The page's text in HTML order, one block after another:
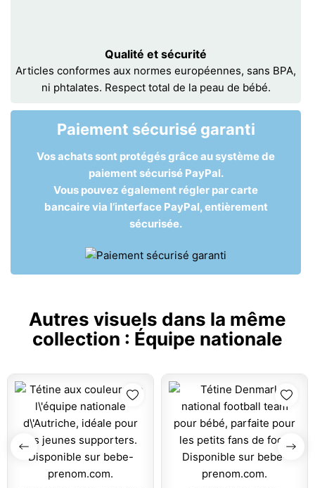
Qualité et sécurité
Articles conformes aux normes européennes, sans BPA,
ni phtalates. Respect total de la peau de bébé.
Paiement sécurisé garanti
Vos achats sont protégés grâce au système de
paiement sécurisé PayPal.
Vous pouvez également régler par carte
bancaire via l’interface PayPal, entièrement
sécurisée.
Autres visuels dans la même
collection : Équipe nationale